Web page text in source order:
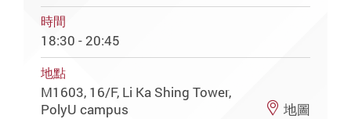
時間
18:30 - 20:45
地點
M1603, 16/F, Li Ka Shing Tower,
PolyU campus
地圖